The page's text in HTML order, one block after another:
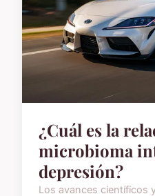
¿Cuál es la
microbioma
depresión?
Los avances científicos